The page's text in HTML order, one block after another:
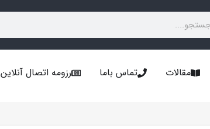
مقالات تماس باما رزومه اتصال آنلاین